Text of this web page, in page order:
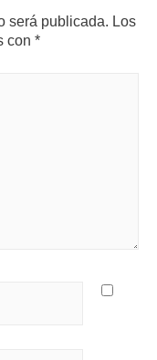
será publicada. Los
con *